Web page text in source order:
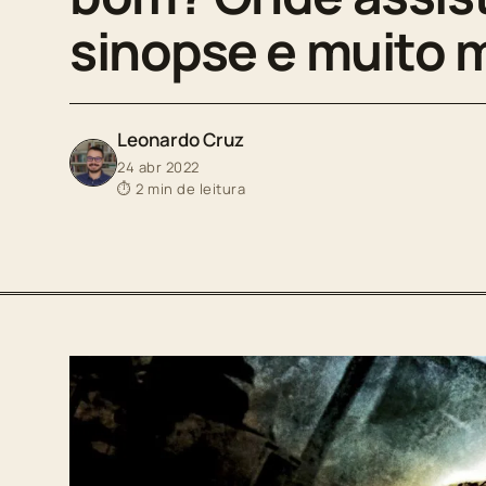
sinopse e muito
Leonardo Cruz
24 abr 2022
⏱ 2 min de leitura